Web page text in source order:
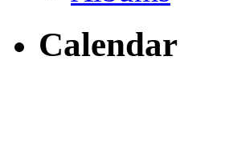
Calendar